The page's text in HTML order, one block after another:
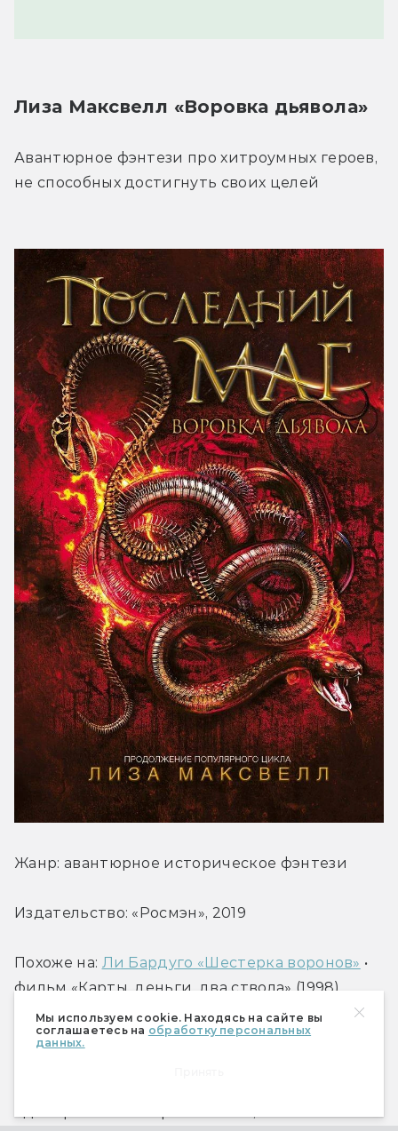
Мы используем cookie. Находясь на сайте вы
соглашаетесь на обработку персональных
данных.
Лиза Максвелл «Воровка дьявола»
Авантюрное фэнтези про хитроумных героев,
не способных достигнуть своих целей
Жанр: авантюрное историческое фэнтези
Издательство: «Росмэн», 2019
Похоже на: Ли Бардуго «Шестерка воронов» •
фильм «Карты, деньги, два ствола» (1998)
Узнав правду о коварстве своего приёмного